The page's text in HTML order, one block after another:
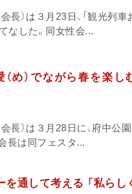
長）は３月23日、「観光列
なした。同女性会...
め）でながら春を楽
長）は３月28日に、府中公
長は同フェスタ...
通して考える 「私らし